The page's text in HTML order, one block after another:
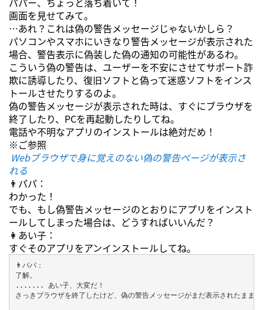
画面を見せてみて。
…あれ？これは偽の警告メッセージじゃないかしら？
パソコンやスマホにいきなり警告メッセージが表示された
場合、警告表示に偽装した偽の通知の可能性があるわ。
こういう偽の警告は、ユーザーを不安にさせてサポート詐
欺に誘導したり、復旧ソフトと偽って迷惑ソフトをインス
トールさせたりするのよ。
偽の警告メッセージが表示された時は、すぐにブラウザを
終了したり、PCを再起動したりしてね。
電話や不明なアプリのインストールは絶対だめ！
※ご参照
Webブラウザで身に覚えのない偽の警告ページが表示さ
れる
👨パパ：
わかった！
でも、もし偽警告メッセージのとおりにアプリをインスト
ールしてしまった場合は、どうすればいいんだ？
👩あい子：
すぐそのアプリをアンインストールしてね。
👨パパ：
了解。
....... あい子、大変だ！
さっきブラウザを終了したけど、偽の警告メッセージがまだ表示されたまま